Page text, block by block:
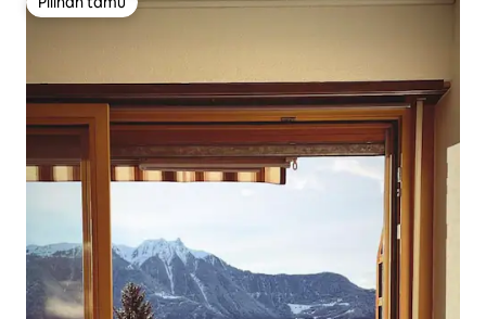
Pilihan tamu